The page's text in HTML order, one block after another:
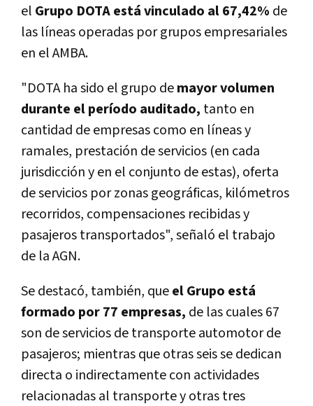
el Grupo DOTA está vinculado al 67,42% de
las líneas operadas por grupos empresariales
en el AMBA.
"DOTA ha sido el grupo demayor volumen
durante el período auditado, tanto en
cantidad de empresas como en líneas y
ramales, prestación de servicios (en cada
jurisdicción y en el conjunto de estas), oferta
de servicios por zonas geográficas, kilómetros
recorridos, compensaciones recibidas y
pasajeros transportados", señaló el trabajo
de la AGN.
Se destacó, también, queel Grupo está
formado por 77 empresas, de las cuales 67
son de servicios de transporte automotor de
pasajeros; mientras que otras seis se dedican
directa o indirectamente con actividades
relacionadas al transporte y otras tres